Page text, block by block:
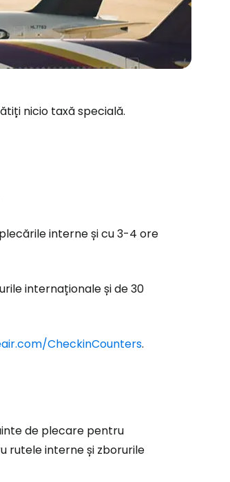
nicio taxă specială.
interne și cu 3-4 ore
internaționale și de 30
CheckinCounters.
de plecare pentru
rutele interne și zborurile